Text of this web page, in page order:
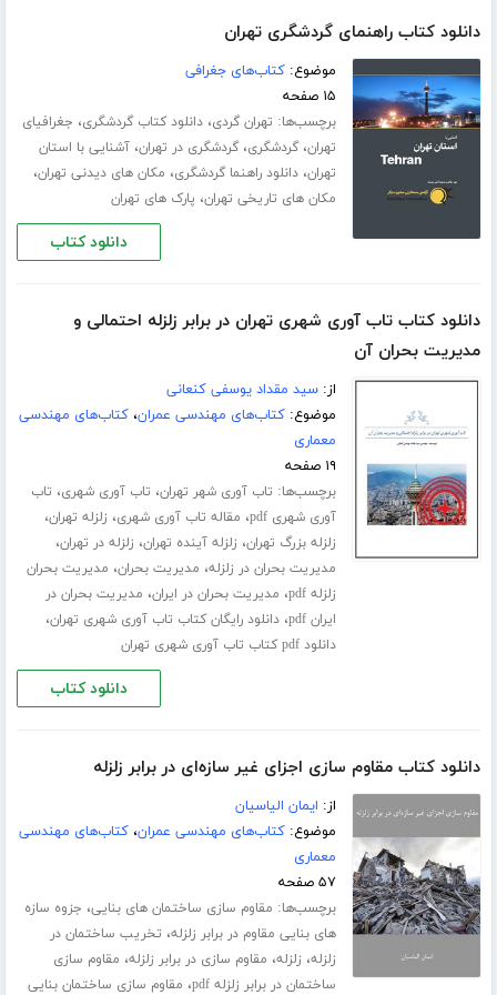
دانلود کتاب راهنمای گردشگری تهران
موضوع:کتاب‌های جغرافی
۱۵ صفحه
برچسب‌ها: تهران گردی،دانلود کتاب گردشگری، جغرافیای
تهران،گردشگری،گردشگری در تهران،آشنایی با استان
تهران،دانلود راهنما گردشگری، مکان های دیدنی تهران،
مکان های تاریخی تهران، پارک های تهران
دانلود کتاب
دانلود کتاب تاب آوری شهری تهران در برابر زلزله احتمالی و
مدیریت بحران آن
از:سید مقداد یوسفی کنعانی
موضوع:کتاب‌های مهندسی عمران،کتاب‌های مهندسی
معماری
۱۹ صفحه
برچسب‌ها: تاب آوری شهر تهران، تاب آوری شهری، تاب
آوری شهری pdf
، مقاله تاب آوری شهری، زلزله تهران،
زلزله بزرگ تهران، زلزله آینده تهران، زلزله در تهران،
مدیریت بحران در زلزله، مدیریت بحران، مدیریت بحران
زلزله pdf
، مدیریت بحران در ایران، مدیریت بحران در
ایران pdf
،دانلود رایگان کتاب تاب آوری شهری تهران،
دانلود pdf کتاب تاب آوری شهری تهران
دانلود کتاب
دانلود کتاب مقاوم سازی اجزای غیر سازه‌ای در برابر زلزله
از: ایمان الیاسیان
موضوع:کتاب‌های مهندسی عمران،کتاب‌های مهندسی
معماری
۵۷ صفحه
برچسب‌ها: مقاوم سازی ساختمان های بنایی، جزوه سازه
های بنایی مقاوم در برابر زلزله، تخریب ساختمان در
زلزله، زلزله، مقاوم سازی در برابر زلزله، مقاوم سازی
ساختمان در برابر زلزله pdf
، مقاوم سازی ساختمان بنایی